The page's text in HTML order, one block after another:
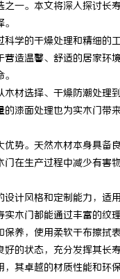
一。本文将深入探讨
学的干燥处理和精细
造温馨、舒适的居家
材选择、干燥防潮处
漆面处理也为实木门
势。天然木材本身具
在生产过程中减少有
计风格和定制能力，
木门都能通过丰富的纹
养，使用柔软干布擦
的状态，充分发挥其长
其卓越的材质性能和